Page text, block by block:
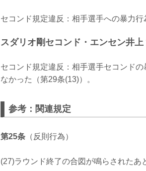
セコンド規定違反：相手選手への暴力行
スダリオ剛セコンド・エンセン井上
セコンド規定違反：相手選手セコンド
なかった（第29条(13)）。
参考：関連規定
第25条 （反則行為）
(27)ラウンド終了の合図が鳴らされたあ